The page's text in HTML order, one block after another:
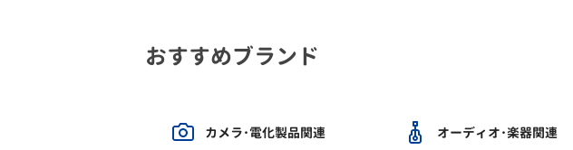
おすすめブランド
カメラ･電化製品関連 オーディオ･楽器関連